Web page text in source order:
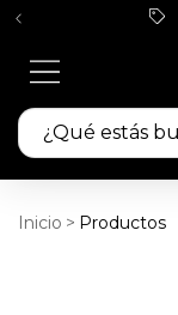
Inicio > Productos